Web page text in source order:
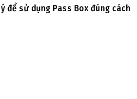
để sử dụng Pass Box đúng cách